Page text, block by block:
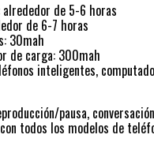
alrededor de 5-6 horas
de 6-7 horas
30mah
de carga: 300mah
inteligentes,
pausa,
todos los modelos de